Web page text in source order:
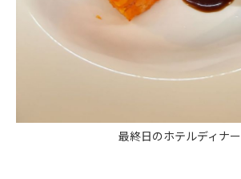
最終日のホテルディナー